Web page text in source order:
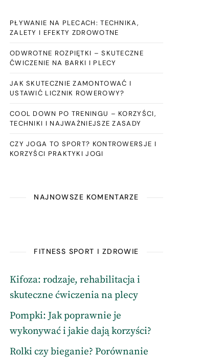
PŁYWANIE NA PLECACH: TECHNIKA,
ZALETY I EFEKTY ZDROWOTNE
ODWROTNE ROZPIĘTKI – SKUTECZNE
ĆWICZENIE NA BARKI I PLECY
JAK SKUTECZNIE ZAMONTOWAĆ I
USTAWIĆ LICZNIK ROWEROWY?
COOL DOWN PO TRENINGU – KORZYŚCI,
TECHNIKI I NAJWAŻNIEJSZE ZASADY
CZY JOGA TO SPORT? KONTROWERSJE I
KORZYŚCI PRAKTYKI JOGI
NAJNOWSZE KOMENTARZE
FITNESS SPORT I ZDROWIE
Kifoza: rodzaje, rehabilitacja i
skuteczne ćwiczenia na plecy
Pompki: Jak poprawnie je
wykonywać i jakie dają korzyści?
Rolki czy bieganie? Porównanie